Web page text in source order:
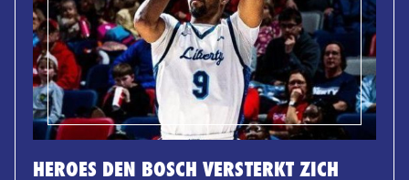
HEROES DEN BOSCH VERSTERKT ZICH